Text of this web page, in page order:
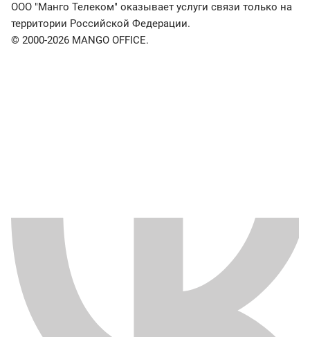
ООО "Манго Телеком" оказывает услуги связи только на
территории Российской Федерации.
© 2000-2026 MANGO OFFICE.